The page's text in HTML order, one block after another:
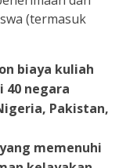
(termasuk
biaya kuliah
40 negara
Pakistan,
memenuhi